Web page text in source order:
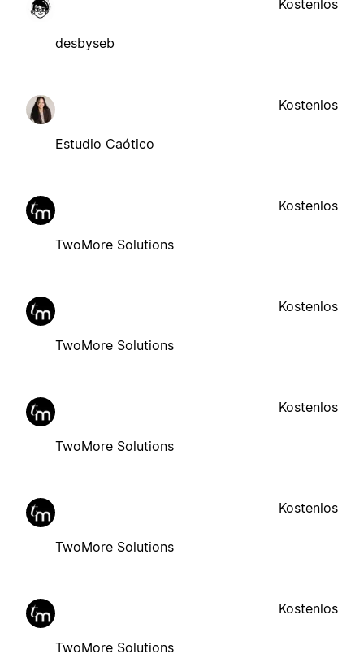
desbyseb
Kostenlos
Estudio Caótico
Kostenlos
TwoMore Solutions
Kostenlos
TwoMore Solutions
Kostenlos
TwoMore Solutions
Kostenlos
TwoMore Solutions
Kostenlos
TwoMore Solutions
Kostenlos